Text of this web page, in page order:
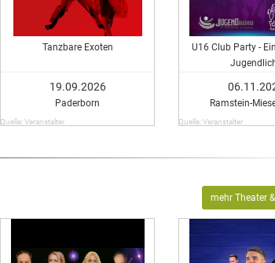
Tanzbare Exoten
19.09.2026
Paderborn
Quelle: Veranstalter
U16 Club Party -
Ramstein-
Quelle: Veranstalter
mehr Theater